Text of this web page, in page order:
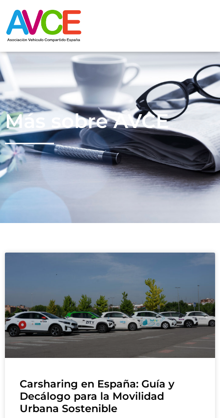
Más sobre AVCE
Carsharing en España: Guía y
Decálogo para la Movilidad
Urbana Sostenible